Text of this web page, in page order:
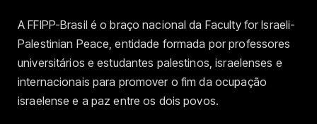
A FFIPP-Brasil é o braço nacional da Faculty for Israeli-
Palestinian Peace, entidade formada por professores
universitários e estudantes palestinos, israelenses e
internacionais para promover o fim da ocupação
israelense e a paz entre os dois povos.